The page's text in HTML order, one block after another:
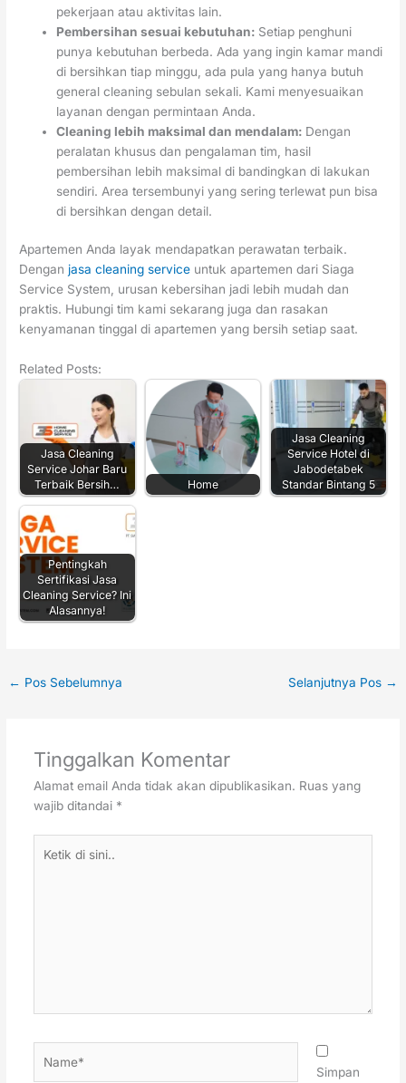
pekerjaan atau aktivitas lain.
Pembersihan sesuai kebutuhan: Setiap penghuni
punya kebutuhan berbeda. Ada yang ingin kamar mandi
di bersihkan tiap minggu, ada pula yang hanya butuh
general cleaning sebulan sekali. Kami menyesuaikan
layanan dengan permintaan Anda.
Cleaning lebih maksimal dan mendalam: Dengan
peralatan khusus dan pengalaman tim, hasil
pembersihan lebih maksimal di bandingkan di lakukan
sendiri. Area tersembunyi yang sering terlewat pun bisa
di bersihkan dengan detail.
Apartemen Anda layak mendapatkan perawatan terbaik.
Dengan jasa cleaning service untuk apartemen dari Siaga
Service System, urusan kebersihan jadi lebih mudah dan
praktis. Hubungi tim kami sekarang juga dan rasakan
kenyamanan tinggal di apartemen yang bersih setiap saat.
Related Posts:
Jasa Cleaning
Service Johar Baru
Terbaik Bersih…
Home
Jasa Cleaning
Service Hotel di
Jabodetabek
Standar Bintang 5
Pentingkah
Sertifikasi Jasa
Cleaning Service? Ini
Alasannya!
← Pos Sebelumnya Selanjutnya Pos →
Tinggalkan Komentar
Alamat email Anda tidak akan dipublikasikan. Ruas yang
wajib ditandai *
Simpan